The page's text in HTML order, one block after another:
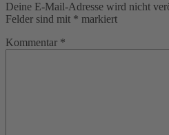
Deine E-Mail-Adresse wird nicht
Felder sind mit * markiert
Kommentar *